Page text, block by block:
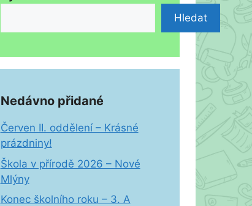
Hledat
Nedávno přidané
Červen II. oddělení – Krásné
prázdniny!
Škola v přírodě 2026 – Nové
Mlýny
Konec školního roku – 3. A